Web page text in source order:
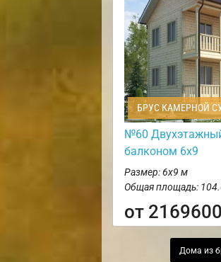
БРУС КАМЕРНОЙ
№60
балконом 6х9
Размер: 6х9 м
Общая площадь:
от 2169600
Дома из